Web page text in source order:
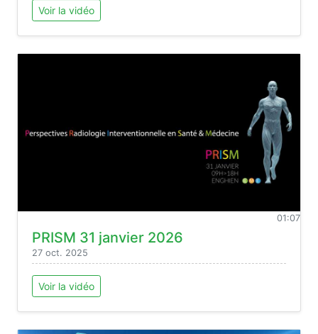
Voir la vidéo
01:07
PRISM 31 janvier 2026
27 oct. 2025
Voir la vidéo